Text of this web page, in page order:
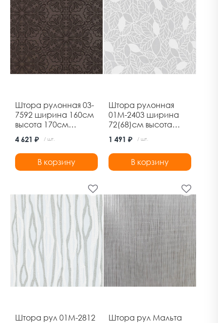
Штора рулонная 03-
7592 ширина 160см
высота 170см
4 621 ₽ / шт.
В корзину
Штора рулонная
01М-2403 ширина
72(68)см высота
1 491 ₽ / шт.
В корзину
Штора рул 01М-2812
Штора рул Мальта